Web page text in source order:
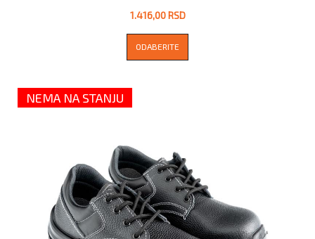
1.416,00 RSD
ODABERITE
NEMA NA STANJU